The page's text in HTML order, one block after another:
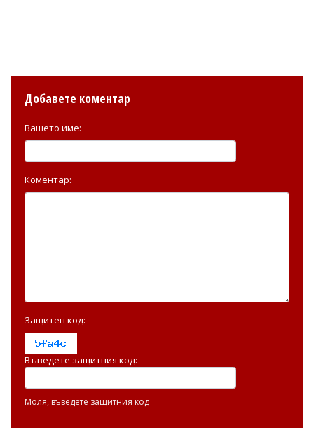
Добавете коментар
Вашето име:
Коментар:
Защитен код:
Въведете защитния код:
Моля, въведете защитния код